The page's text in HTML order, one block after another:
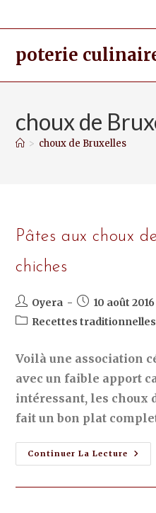
poterie
choux de
> choux de Bruxelles
Pâtes aux choux
chiches
Oyera
10 août 2016
Recettes traditionnelles
Voilà une association
avec un faible apport
intéressant, les choux
fait un bon plat
Continuer La Lecture